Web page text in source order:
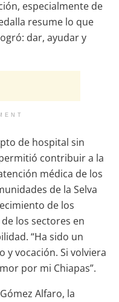
especialmente de
resume lo que
dar, ayudar y
de hospital sin
contribuir a la
médica de los
de la Selva
de los
los sectores en
“Ha sido un
vocación. Si volviera
por mi Chiapas”.
Alfaro, la